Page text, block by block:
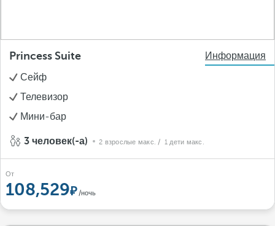
Princess Suite
Информация
Сейф
Телевизор
Мини-бар
3 человек(-а) 2 взрослые макс. / 1 дети макс.
От
108,529 /ночь